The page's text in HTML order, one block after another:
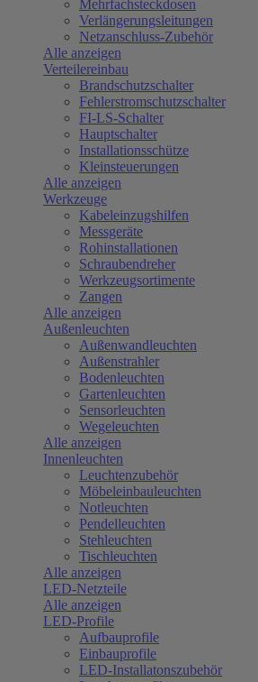
Mehrfachsteckdosen
Verlängerungsleitungen
Netzanschluss-Zubehör
Alle anzeigen
Verteilereinbau
Brandschutzschalter
Fehlerstromschutzschalter
FI-LS-Schalter
Hauptschalter
Installationsschütze
Kleinsteuerungen
Alle anzeigen
Werkzeuge
Kabeleinzugshilfen
Messgeräte
Rohinstallationen
Schraubendreher
Werkzeugsortimente
Zangen
Alle anzeigen
Außenleuchten
Außenwandleuchten
Außenstrahler
Bodenleuchten
Gartenleuchten
Sensorleuchten
Wegeleuchten
Alle anzeigen
Innenleuchten
Leuchtenzubehör
Möbeleinbauleuchten
Notleuchten
Pendelleuchten
Stehleuchten
Tischleuchten
Alle anzeigen
LED-Netzteile
Alle anzeigen
LED-Profile
Aufbauprofile
Einbauprofile
LED-Installatonszubehör